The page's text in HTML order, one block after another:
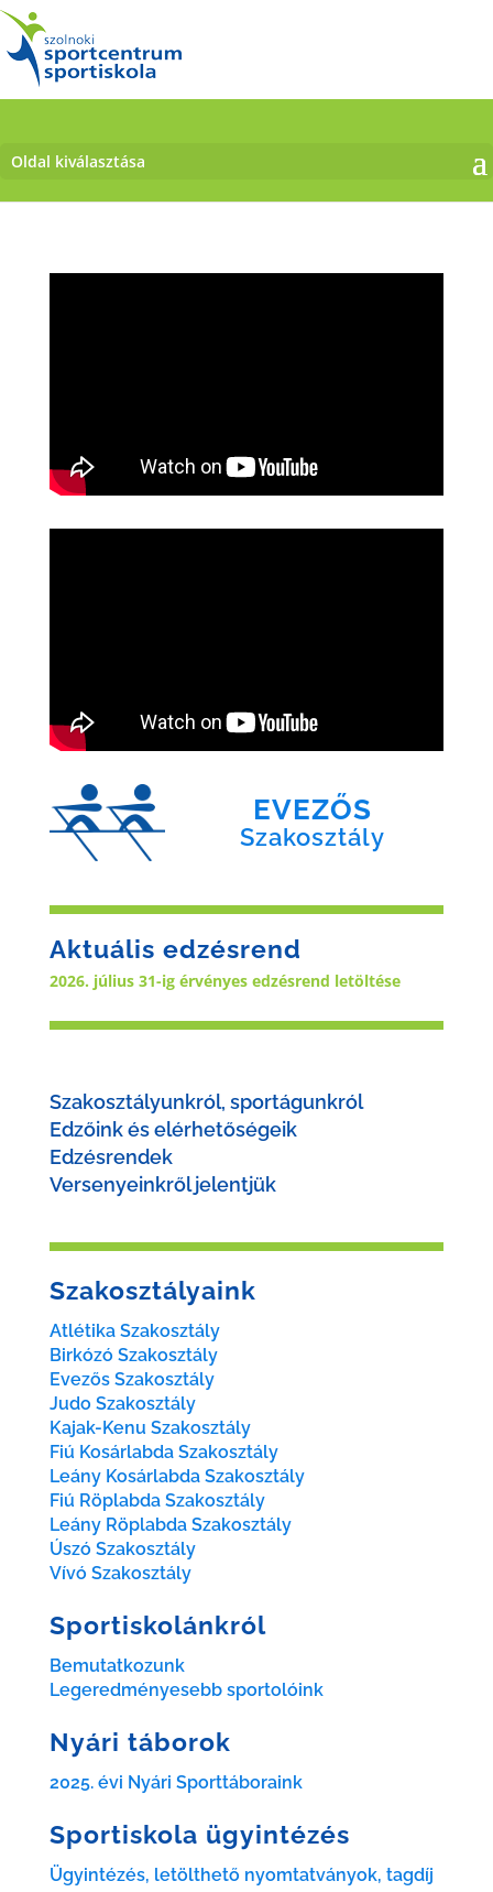
Oldal kiválasztása
EVEZŐS
Szakosztály
Aktuális edzésrend
2026. július 31-ig érvényes edzésrend letöltése
Szakosztályunkról, sportágunkról
Edzőink és elérhetőségeik
Edzésrendek
Versenyeinkről jelentjük
Szakosztályaink
Atlétika Szakosztály
Birkózó Szakosztály
Evezős Szakosztály
Judo Szakosztály
Kajak-Kenu Szakosztály
Fiú Kosárlabda Szakosztály
Leány Kosárlabda Szakosztály
Fiú Röplabda Szakosztály
Leány Röplabda Szakosztály
Úszó Szakosztály
Vívó Szakosztály
Sportiskolánkról
Bemutatkozunk
Legeredményesebb sportolóink
Nyári táborok
2025. évi Nyári Sporttáboraink
Sportiskola ügyintézés
Ügyintézés, letölthető nyomtatványok, tagdíj